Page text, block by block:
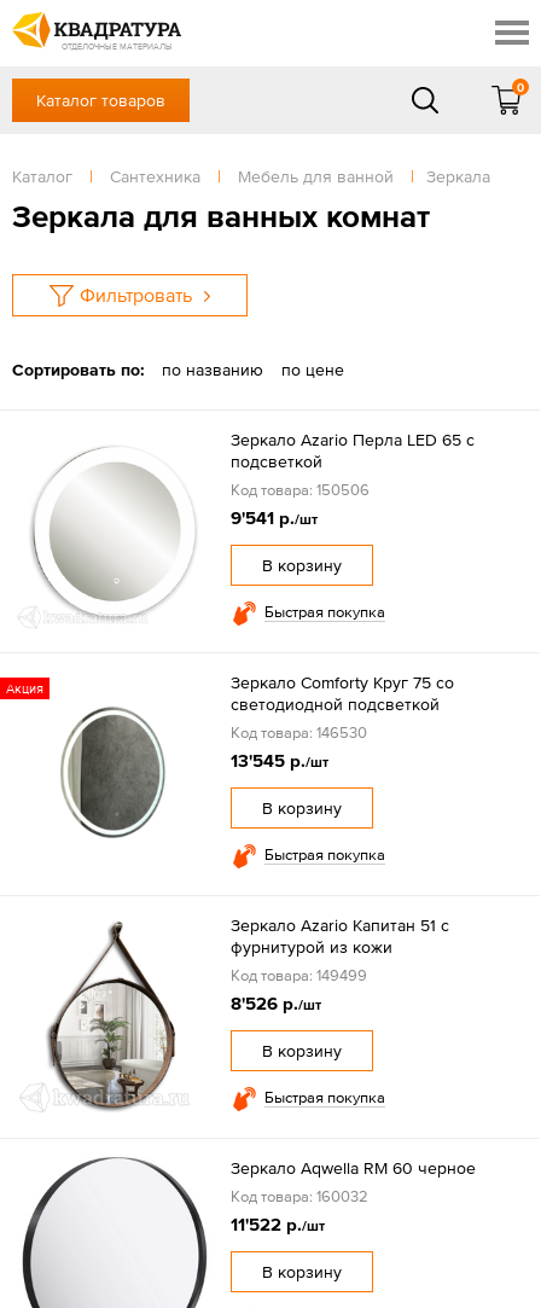
ОТДЕЛОЧНЫЕ МАТЕРИАЛЫ
Скидки
Акции
Готовые решения
Доставка и оплата
Отзывы
+7 (863) 309-13-16
Сб, Вс — выходной
ЗАКАЗАТЬ ЗВОНОК
Каталог товаров
0
Каталог | Сантехника | Мебель для ванной | Зеркала
Зеркала для ванных комнат
Фильтровать
Сортировать по: по названию по цене
Зеркало Azario Перла LED 65 с
подсветкой
Код товара: 150506
9'541 р./шт
В корзину
Быстрая покупка
Акция
Зеркало Comforty Круг 75 со
светодиодной подсветкой
Код товара: 146530
13'545 р./шт
В корзину
Быстрая покупка
Зеркало Azario Капитан 51 с
фурнитурой из кожи
Код товара: 149499
8'526 р./шт
В корзину
Быстрая покупка
Зеркало Aqwella RM 60 черное
Код товара: 160032
11'522 р./шт
В корзину